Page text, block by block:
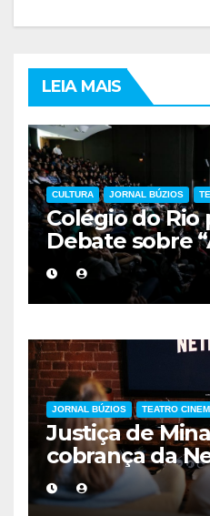
LEIA MAIS
CULTURA JORNAL BÚZIOS
Colégio do Rio
Debate sobre
Aqui”, obra
vestibular da
JORNAL BÚZIOS TEATRO
Justiça de
cobrança da
senhas fora